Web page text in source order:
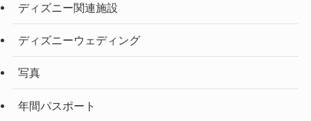
ディズニー関連施設
ディズニーウェディング
写真
年間パスポート